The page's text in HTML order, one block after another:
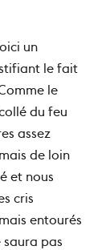
un
le fait
le
du feu
assez
de loin
et nous
cris
entourés